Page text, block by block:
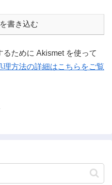
書き込む
ために Akismet を使って
理方法の詳細はこちらをご覧